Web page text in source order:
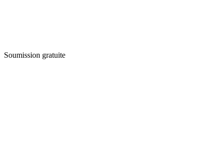
Soumission gratuite